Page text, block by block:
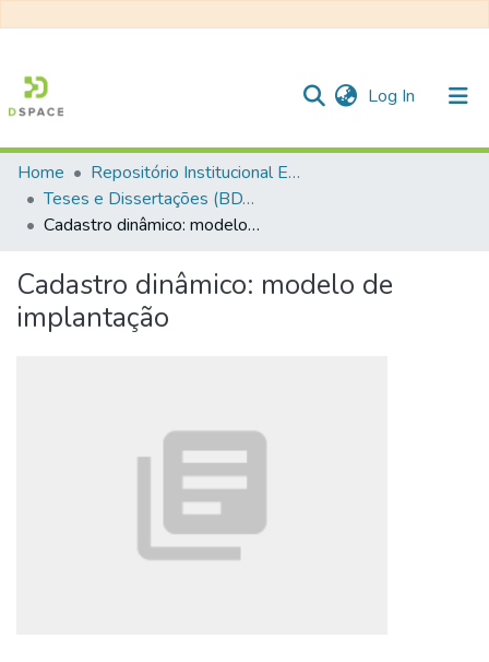
Log In (current)
Communities & Collections
All of DSpace
Statistics
Home
Repositório Institucional EESC
Teses e Dissertações (BDTD USP)
Cadastro dinâmico: modelo de implantação
Cadastro dinâmico: modelo de
implantação